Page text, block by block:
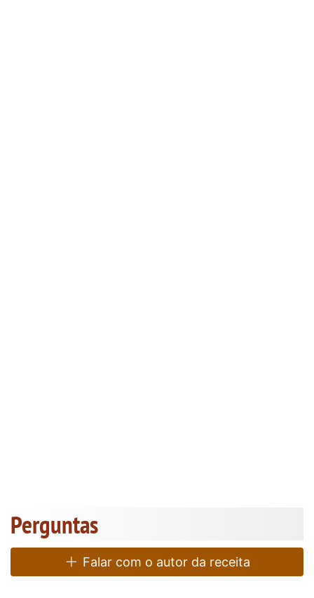
Perguntas
Falar com o autor da receita